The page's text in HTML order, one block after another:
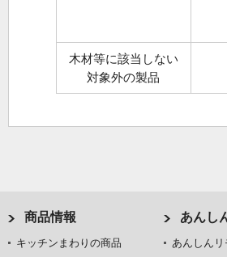
木材等に該当しない
対象外の製品
商品情報
キッチンまわりの商品
あんし
あんしんリ